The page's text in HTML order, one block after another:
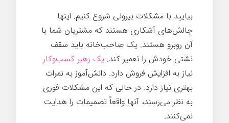
بیایید با مشکلات بیرونی شروع کنیم. اینها
چالش‌های آشکاری هستند که مشتریان شما با
آن روبرو هستند. یک صاحب‌خانه باید سقف
نشتی خودش را تعمیر کند. یک رهبر کسب‌وکار
نیاز به افزایش فروش دارد. دانش‌آموز به نمرات
بهتری نیاز دارد. در حالی که این مشکلات فوری
به نظر می‌رسند، آنها واقعاً تصمیمات را هدایت
نمی‌کنند.